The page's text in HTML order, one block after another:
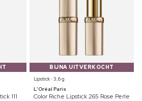
111
BIJNA UITVERKOCHT
Lipstick ⋅ 3,6 g
L'Oréal Paris
Color Riche Lipstick 265 Rose Perle